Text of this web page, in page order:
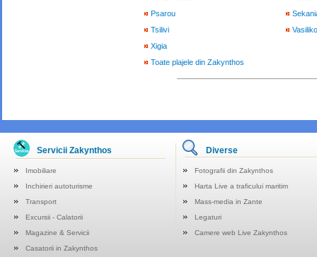
Psarou
Tsilivi
Xigia
Toate plajele din Zakynthos
Servicii Zakynthos Diverse
Imobiliare
Fotografii din Zakynthos
Inchirieri autoturisme
Harta Live a traficului maritim
Transport
Mass-media in Zante
Excursii - Calatorii
Legaturi
Magazine & Servicii
Camere web Live Zakynthos
Casatorii in Zakynthos